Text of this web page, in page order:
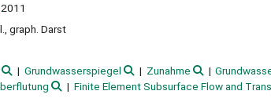
2011
graph. Darst
Grundwasserspiegel Zunahme
Finite Element Subsurface Flow and